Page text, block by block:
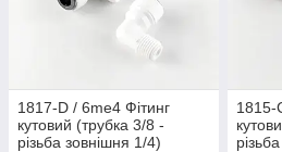
1817-D / 6me4 Фітинг
кутовий (трубка 3/8 -
різьба зовнішня 1/4)
1815-